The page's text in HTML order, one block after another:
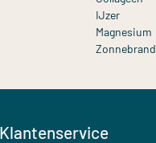
IJzer
Magnesium
Zonnebrand
Klantenservice